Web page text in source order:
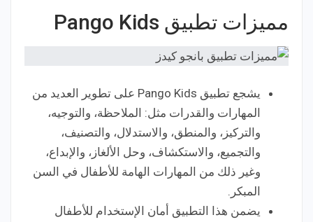
مميزات تطبيق Pango Kids
يشجع تطبيق Pango Kids على تطوير العديد من
المهارات والقدرات مثل: الملاحظة، والتوجيه،
والتركيز، والمنطق، والاستدلال، والتصنيف،
والتجميع، والاستكشاف، وحل الألغاز، والإبداع،
وغير ذلك من المهارات الهامة للأطفال في السن
المبكر.
يضمن هذا التطبيق أمان الإستخدام للأطفال